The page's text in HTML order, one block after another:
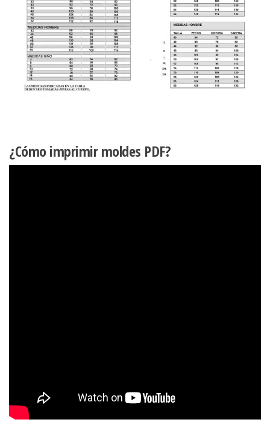
¿Cómo imprimir moldes PDF?